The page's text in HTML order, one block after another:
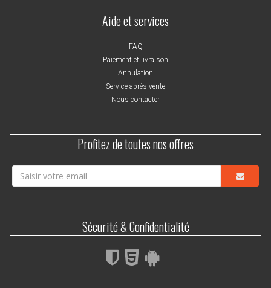
Aide et services
FAQ
Paiement et livraison
Annulation
Service après vente
Nous contacter
Profitez de toutes nos offres
Sécurité & Confidentialité